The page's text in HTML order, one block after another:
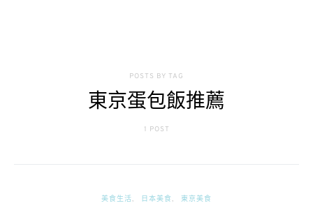
POSTS BY TAG
東京蛋包飯推薦
1 POST
美食生活 日本美食 東京美食